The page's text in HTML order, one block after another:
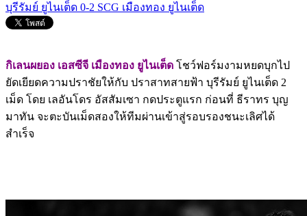
บุรีรัมย์ ยูไนเต็ด 0-2 SCG เมืองทอง ยูไนเต็ด
กิเลนผยอง เอสซีจี เมืองทอง ยูไนเต็ด โชว์ฟอร์มงามหยดบุกไป
ยัดเยียดความปราชัยให้กับ ปราสาทสายฟ้า บุรีรัมย์ ยูไนเต็ด 2
เม็ด โดย เลอันโดร อัสสัมเซา กดประตูแรก ก่อนที่ ธีราทร บุญ
มาทัน จะตะบันเม็ดสองให้ทีมผ่านเข้าสู่รอบรองชนะเลิศได้
สำเร็จ